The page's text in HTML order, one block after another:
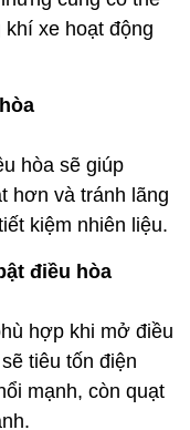
kiệm nhiên liệu.
điều hòa
hợp khi mở điều
mạnh, còn quạt
hãy để quạt
khí cho người
lấy gió trong cho